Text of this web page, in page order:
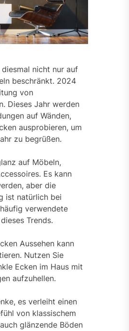
nicht nur auf
beschränkt. 2024
von
Dieses Jahr werden
auf Wänden,
ausprobieren, um
zu begrüßen.
auf Möbeln,
Es kann
aber die
ist natürlich bei
verwendete
Trends.
Aussehen kann
Nutzen Sie
Ecken im Haus mit
aufzuhellen.
es verleiht einen
von klassischem
glänzende Böden